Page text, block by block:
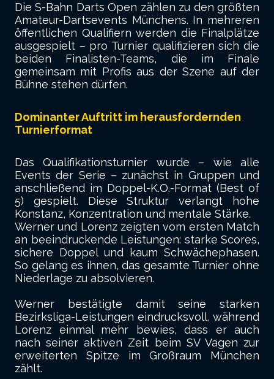
Die S-Bahn Darts Open zählen zu den größten
Amateur-Dartsevents Münchens. In mehreren
öffentlichen Qualifiern werden die Finalplätze
ausgespielt – pro Turnier qualifizieren sich die
beiden Finalisten-Teams, die im Finale
gemeinsam mit Profis aus der Szene auf der
Bühne stehen dürfen.
Dominanter Auftritt im herausfordernden
Turnierformat
Das Qualifikationsturnier wurde – wie alle
Events der Serie – zunächst in Gruppen und
anschließend im Doppel-K.O.-Format (Best of
5) gespielt. Diese Struktur verlangt hohe
Konstanz, Konzentration und mentale Stärke.
Werner und Lorenz zeigten vom ersten Match
an beeindruckende Leistungen: starke Scores,
sichere Doppel und kaum Schwächephasen.
So gelang es ihnen, das gesamte Turnier ohne
Niederlage zu absolvieren.
Werner bestätigte damit seine starken
Bezirksliga-Leistungen eindrucksvoll, während
Lorenz einmal mehr bewies, dass er auch
nach seiner aktiven Zeit beim SV Vagen zur
erweiterten Spitze im Großraum München
zählt.